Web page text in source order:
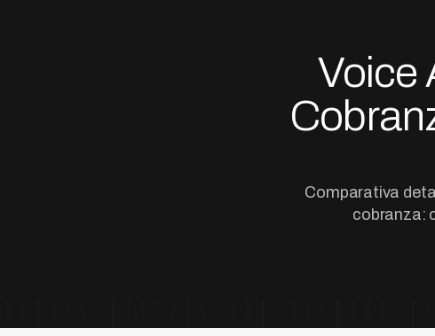
Voice
Comparativa
cobranza: